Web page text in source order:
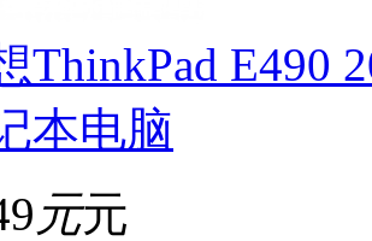
ThinkPad E490
本电脑
元元